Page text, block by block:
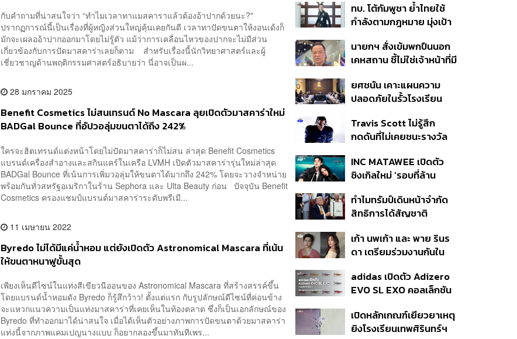
กับคำถามที่น่าสนใจว่า “ทำไมเวลาทาแมสคาราแล้วต้องอ้าปากด้วยนะ?"
ปรากฏการณ์นี้เป็นเรื่องที่ผู้หญิงส่วนใหญ่คุ้นเคยกันดี เวลาทาปัดขนตาให้งอนเด้งก็
มักจะเผลออ้าปากออกมาโดยไม่รู้ตัว แม้ว่าการเคลื่อนไหวของปากจะไม่มีส่วน
เกี่ยวข้องกับการปัดมาสคาร่าเลยก็ตาม สำหรับเรื่องนี้นักวิทยาศาสตร์และผู้
เชี่ยวชาญด้านพฤติกรรมศาสตร์อธิบายว่า นี่อาจเป็นผ...
28 มกราคม 2025
Benefit Cosmetics ไม่สนเทรนด์ No Mascara ลุยเปิดตัวมาสคาร่าใหม่
BADGal Bounce ที่อัปวอลุ่มขนตาได้ถึง 242%
ใครจะฮิตเทรนด์แต่งหน้าโดยไม่ปัดมาสคาร่าก็ไม่สน ล่าสุด Benefit Cosmetics
แบรนด์เครื่องสำอางและสกินแคร์ในเครือ LVMH เปิดตัวมาสคาร่ารุ่นใหม่ล่าสุด
BADGal Bounce ที่เน้นการเพิ่มวอลุ่มให้ขนตาได้มากถึง 242% โดยจะวางจำหน่าย
พร้อมกันทั่วสหรัฐอเมริกาในร้าน Sephora และ Ulta Beauty ก่อน ปัจจุบัน Benefit
Cosmetics ครองแชมป์แบรนด์มาสคาร่าระดับพรีเมี...
11 เมษายน 2022
Byredo ไม่ได้มีแค่น้ำหอม แต่ยังเปิดตัว Astronomical Mascara ที่เน้น
ให้ขนตาหนาฟูขั้นสุด
เพียงเห็นดีไซน์ในแท่งสีเขียวนีออนของ Astronomical Mascara ที่สร้างสรรค์ขึ้น
โดยแบรนด์น้ำหอมดัง Byredo ก็รู้สึกว้าว! ตั้งแต่แรก กับรูปลักษณ์ดีไซน์ที่ค่อนข้าง
จะแหวกแนวความเป็นแท่งมาสคาร่าที่เคยเห็นในท้องตลาด ซึ่งก็เป็นเอกลักษณ์ของ
Byredo ที่ทำออกมาได้น่าสนใจ เมื่อได้เห็นตัวอย่างภาพการปัดขนตาด้วยมาสคาร่า
แท่งนี้จากภาพแคมเปญนางแบบ ก็อยากลองขึ้นมาทันทีเพร...
ทบ. โต้กัมพูชา ย้ำไทยใช้
กำลังตามกฎหมาย มุ่งเป้า
หายไทยไม่อาจลบด้วย
ข้อมูลบิดเบือน
นายกฯ สั่งเข้มพกปืนนอก
เคหสถาน ชี้ไม่ใช่เจ้าหน้าที่มี
ก่อเหตุ เจ้าของร่วมรับผิด
ยศชนัน เคาะแผนความ
ปลอดภัยในรั้วโรงเรียน
ดูแล-คุมเข้มคัดกรองสิ่ง
ผิดกฎหมาย
Travis Scott ไม่รู้สึก
กดดันที่ไม่เคยชนะรางวัล
แล้ว 10 ครั้ง
INC MATAWEE เปิดตัว
ซิงเกิลใหม่ ‘รอบที่ล้าน
มาแสดงในมิวสิกวิดีโอ
ทำไมทรัมป์เดินหน้าจำกัด
สิทธิการได้สัญชาติ
แม้ศาลสูงสุดเคยตัดสิน
คัดค้าน
เก้า นพเก้า และ พาย รินร
ดา เตรียมร่วมงานกันใน
Taste In Time’
adidas เปิดตัว Adizero
EVO SL EXO คอลเล็กชัน
Football
เปิดหลักเกณฑ์เยียวยาเหตุ
ยิงโรงเรียนเทพศิรินทร์ฯ